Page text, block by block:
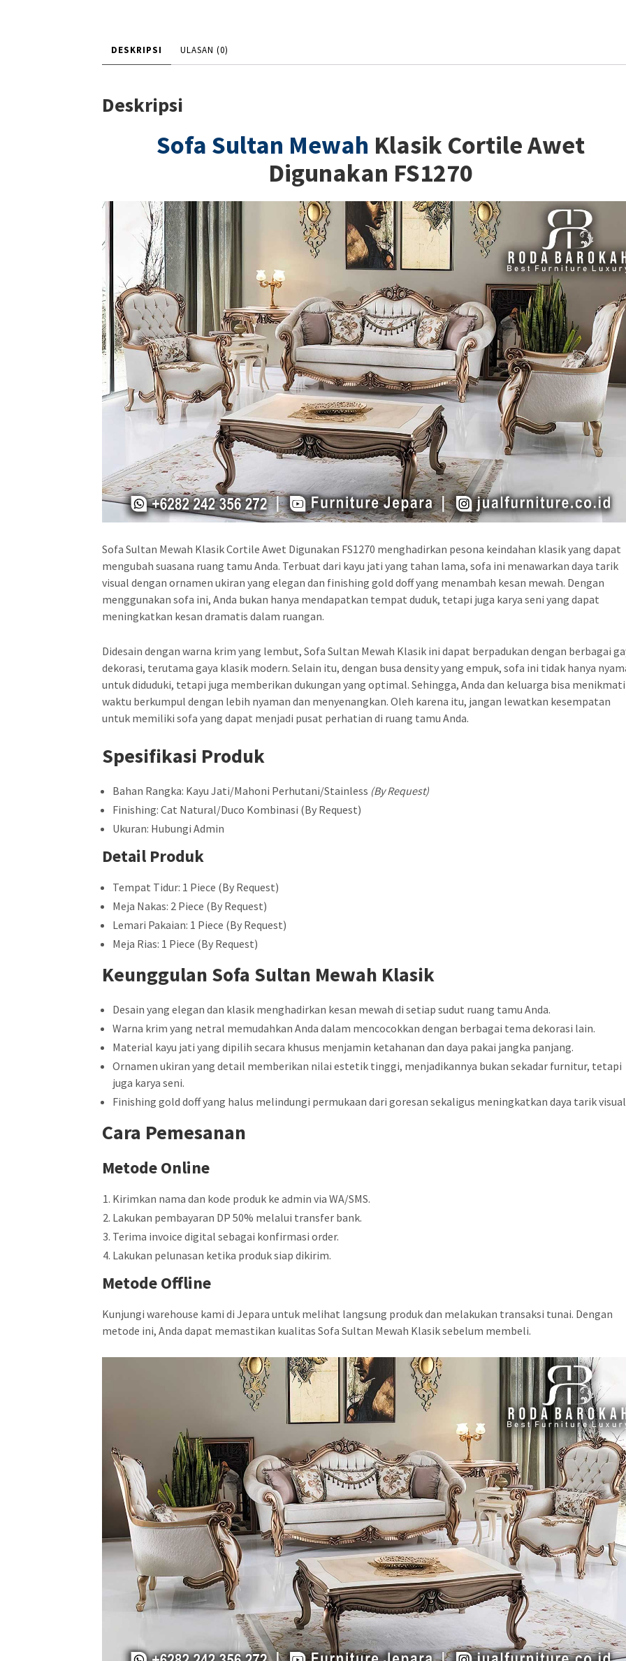
DESKRIPSI ULASAN (0)
Deskripsi
Sofa Sultan Mewah Klasik Cortile Awet
Digunakan FS1270
Sofa Sultan Mewah Klasik Cortile Awet Digunakan FS1270 menghadirkan pesona keindahan klasik yang dapat
mengubah suasana ruang tamu Anda. Terbuat dari kayu jati yang tahan lama, sofa ini menawarkan daya tarik
visual dengan ornamen ukiran yang elegan dan finishing gold doff yang menambah kesan mewah. Dengan
menggunakan sofa ini, Anda bukan hanya mendapatkan tempat duduk, tetapi juga karya seni yang dapat
meningkatkan kesan dramatis dalam ruangan.
Didesain dengan warna krim yang lembut, Sofa Sultan Mewah Klasik ini dapat berpadukan dengan berbagai
dekorasi, terutama gaya klasik modern. Selain itu, dengan busa density yang empuk, sofa ini tidak hanya
untuk diduduki, tetapi juga memberikan dukungan yang optimal. Sehingga, Anda dan keluarga bisa menikmati
waktu berkumpul dengan lebih nyaman dan menyenangkan. Oleh karena itu, jangan lewatkan kesempatan
untuk memiliki sofa yang dapat menjadi pusat perhatian di ruang tamu Anda.
Spesifikasi Produk
Bahan Rangka: Kayu Jati/Mahoni Perhutani/Stainless (By Request)
Finishing: Cat Natural/Duco Kombinasi (By Request)
Ukuran: Hubungi Admin
Detail Produk
Tempat Tidur: 1 Piece (By Request)
Meja Nakas: 2 Piece (By Request)
Lemari Pakaian: 1 Piece (By Request)
Meja Rias: 1 Piece (By Request)
Keunggulan Sofa Sultan Mewah Klasik
Desain yang elegan dan klasik menghadirkan kesan mewah di setiap sudut ruang tamu Anda.
Warna krim yang netral memudahkan Anda dalam mencocokkan dengan berbagai tema dekorasi lain.
Material kayu jati yang dipilih secara khusus menjamin ketahanan dan daya pakai jangka panjang.
Ornamen ukiran yang detail memberikan nilai estetik tinggi, menjadikannya bukan sekadar furnitur, tetapi
juga karya seni.
Finishing gold doff yang halus melindungi permukaan dari goresan sekaligus meningkatkan daya tarik
Cara Pemesanan
Metode Online
Kirimkan nama dan kode produk ke admin via WA/SMS.
Lakukan pembayaran DP 50% melalui transfer bank.
Terima invoice digital sebagai konfirmasi order.
Lakukan pelunasan ketika produk siap dikirim.
Metode Offline
Kunjungi warehouse kami di Jepara untuk melihat langsung produk dan melakukan transaksi tunai. Dengan
metode ini, Anda dapat memastikan kualitas Sofa Sultan Mewah Klasik sebelum membeli.